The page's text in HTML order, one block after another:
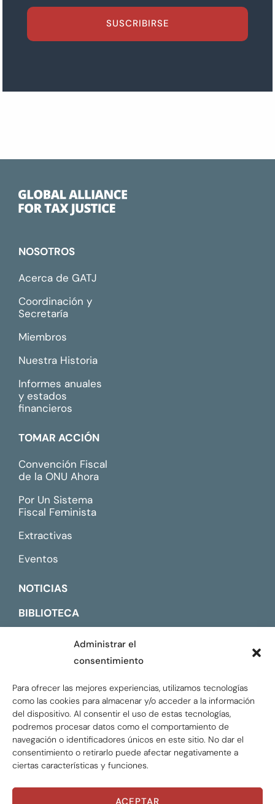
Administrar el
consentimiento
Para ofrecer las mejores experiencias, utilizamos tecnologías
como las cookies para almacenar y/o acceder a la información
del dispositivo. Al consentir el uso de estas tecnologías,
podremos procesar datos como el comportamiento de
navegación o identificadores únicos en este sitio. No dar el
consentimiento o retirarlo puede afectar negativamente a
ciertas características y funciones.
ACEPTAR
SUSCRIBIRSE
NOSOTROS
Acerca de GATJ
Coordinación y
Secretaría
Miembros
Nuestra Historia
Informes anuales
y estados
financieros
TOMAR ACCIÓN
Convención Fiscal
de la ONU Ahora
Por Un Sistema
Fiscal Feminista
Extractivas
Eventos
NOTICIAS
BIBLIOTECA